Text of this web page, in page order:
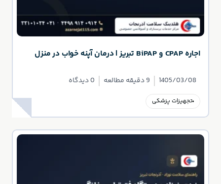
اجاره CPAP و BiPAP تبریز | درمان آپنه خواب در منزل
1405/03/08 9 دقیقه مطالعه 0 دیدگاه
تجهیزات پزشکی